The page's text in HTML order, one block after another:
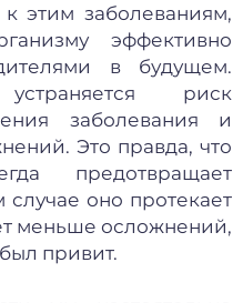
к этим заболеваниям,
эффективно
в будущем.
риск
заболевания и
Это правда, что
предотвращает
случае оно протекает
меньше осложнений,
привит.